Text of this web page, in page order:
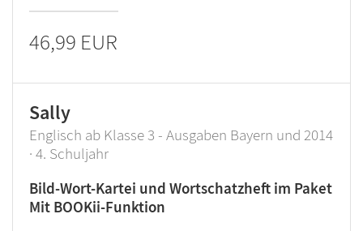
46,99 EUR
Sally
Englisch ab Klasse 3 - Ausgaben Bayern und 2014
· 4. Schuljahr
Bild-Wort-Kartei und Wortschatzheft im Paket
Mit BOOKii-Funktion